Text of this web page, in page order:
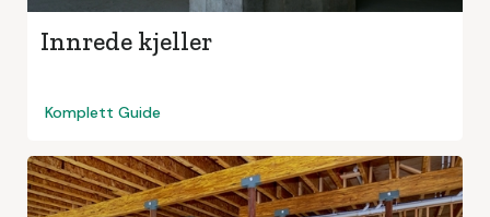
Innrede kjeller
Komplett Guide